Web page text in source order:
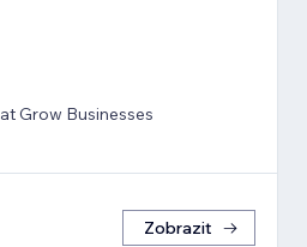
Grow Businesses
Zobrazit